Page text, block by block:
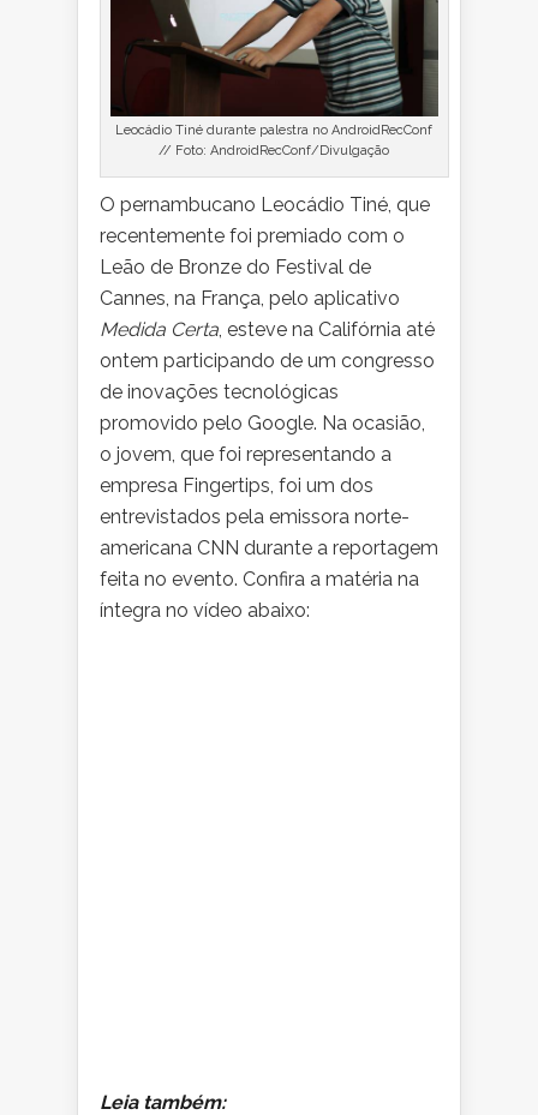
Leocádio Tiné durante palestra no AndroidRecConf
// Foto: AndroidRecConf/Divulgação
O pernambucano Leocádio Tiné, que
recentemente foi premiado com o
Leão de Bronze do Festival de
Cannes, na França, pelo aplicativo
Medida Certa, esteve na Califórnia até
ontem participando de um congresso
de inovações tecnológicas
promovido pelo Google. Na ocasião,
o jovem, que foi representando a
empresa Fingertips, foi um dos
entrevistados pela emissora norte-
americana CNN durante a reportagem
feita no evento. Confira a matéria na
íntegra no vídeo abaixo:
Leia também: